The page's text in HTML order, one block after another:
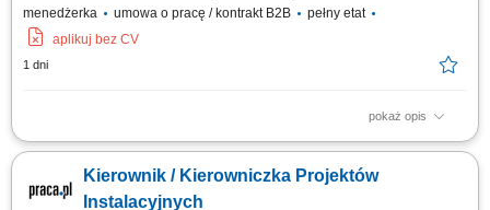
menedżerka
umowa o pracę / kontrakt B2B
pełny etat
aplikuj bez CV
1 dni
pokaż opis
Kompleksowe prowadzenie i koordynacja robót elektrycznych od etapu
podwykonawców. Nadzór nad jakością, terminowością i zgodnością prac
z dokumentacją oraz przepisami BHP. Opracowywanie harmonogramów i
Kierownik / Kierowniczka Projektów
Instalacyjnych